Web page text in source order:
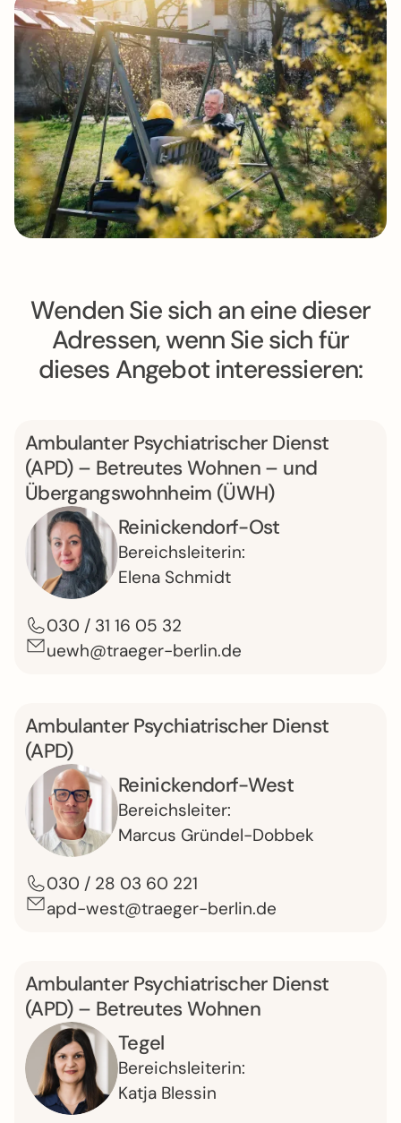
Wenden Sie sich an eine dieser
Adressen, wenn Sie sich für
dieses Angebot interessieren:
Ambulanter Psych­ia­tri­scher Dienst
(APD) – Betreutes Wohnen – und
Übergangs­wohn­heim (ÜWH)
Reinickendorf-Ost
Bereichs­leiterin:
Elena Schmidt
030 / 31 16 05 32
uewh@traeger-berlin.de
Ambulanter Psych­ia­tri­scher Dienst
(APD)
Reinickendorf-West
Bereichs­leiter:
Marcus Gründel-Dobbek
030 / 28 03 60 221
apd-west@traeger-berlin.de
Ambulanter Psych­ia­tri­scher Dienst
(APD) – Betreutes Wohnen
Tegel
Bereichs­leiterin:
Katja Blessin